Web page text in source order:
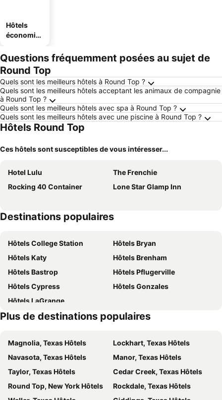
Hôtels
économiq
Questions fréquemment posées au sujet de
Round Top
Quels sont les meilleurs hôtels à Round Top ?
Quels sont les meilleurs hôtels acceptant les animaux de compagnie
à Round Top ?
Quels sont les meilleurs hôtels avec spa à Round Top ?
Quels sont les meilleurs hôtels avec une piscine à Round Top ?
Hôtels Round Top
Ces hôtels sont susceptibles de vous intéresser...
Hotel Lulu
The Frenchie
Rocking 40 Container
Lone Star Glamp Inn
Destinations populaires
Hôtels College Station
Hôtels Bryan
Hôtels Katy
Hôtels Brenham
Hôtels Bastrop
Hôtels Pflugerville
Hôtels Cypress
Hôtels Gonzales
Hôtels LaGrange
Plus de destinations populaires
Magnolia, Texas Hôtels
Lockhart, Texas Hôtels
Navasota, Texas Hôtels
Manor, Texas Hôtels
Taylor, Texas Hôtels
Cedar Creek, Texas Hôtels
Round Top, New York Hôtels
Rockdale, Texas Hôtels